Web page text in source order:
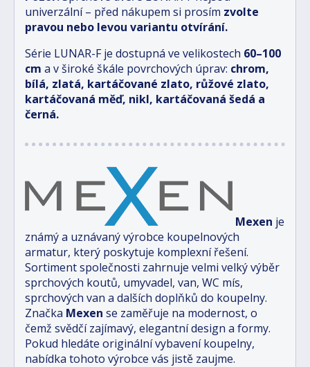
univerzální – před nákupem si prosím zvolte
pravou nebo levou variantu otvírání.
Série LUNAR-F je dostupná ve velikostech 60–100
cm a v široké škále povrchových úprav: chrom,
bílá, zlatá, kartáčované zlato, růžové zlato,
kartáčovaná měď, nikl, kartáčovaná šedá a
černá.
Mexen je
známý a uznávaný výrobce koupelnových
armatur, který poskytuje komplexní řešení.
Sortiment společnosti zahrnuje velmi velký výběr
sprchových koutů, umyvadel, van, WC mís,
sprchových van a dalších doplňků do koupelny.
Značka Mexen se zaměřuje na modernost, o
čemž svědčí zajímavý, elegantní design a formy.
Pokud hledáte originální vybavení koupelny,
nabídka tohoto výrobce vás jistě zaujme.